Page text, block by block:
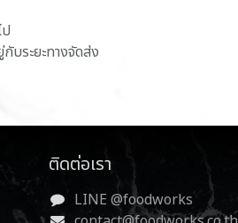
บระยะทางจัดส่ง
ติดต่อเรา
LINE @foodworks